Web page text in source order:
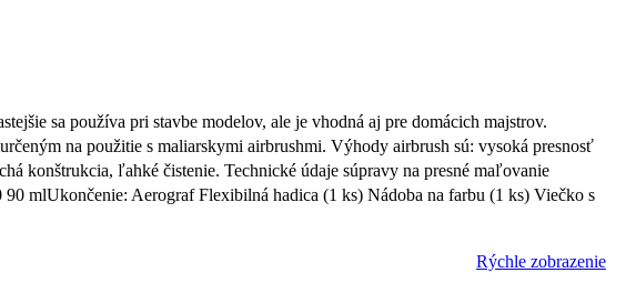
sa používa pri stavbe modelov, ale je vhodná aj pre domácich majstrov.
na použitie s maliarskymi airbrushmi. Výhody airbrush sú: vysoká presnosť
konštrukcia, ľahké čistenie. Technické údaje súpravy na presné maľovanie
mlUkončenie: Aerograf Flexibilná hadica (1 ks) Nádoba na farbu (1 ks) Viečko s
Rýchle zobrazenie